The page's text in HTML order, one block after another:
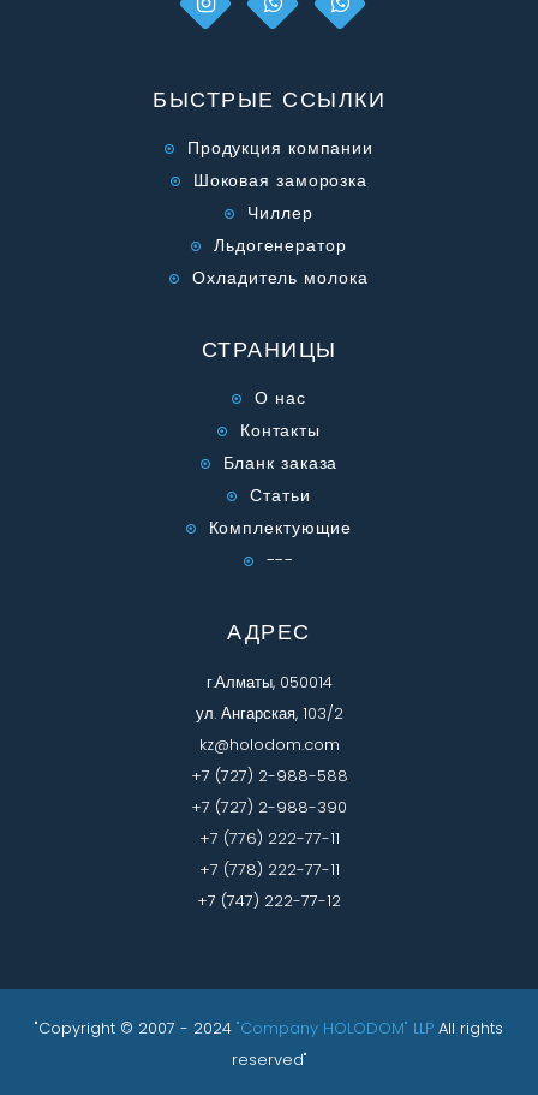
БЫСТРЫЕ ССЫЛКИ
Продукция компании
Шоковая заморозка
Чиллер
Льдогенератор
Охладитель молока
СТРАНИЦЫ
О нас
Контакты
Бланк заказа
Статьи
Комплектующие
---
АДРЕС
г.Алматы, 050014
ул. Ангарская, 103/2
kz@holodom.com
+7 (727) 2-988-588
+7 (727) 2-988-390
+7 (776) 222-77-11
+7 (778) 222-77-11
+7 (747) 222-77-12
"Copyright © 2007 - 2024 "Company HOLODOM" LLP All rights
reserved"